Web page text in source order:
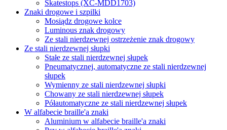
Skatestops (XC-MDD1703)
Znaki drogowe i szpilki
Mosiądz drogowe kolce
Luminous znak drogowy
Ze stali nierdzewnej ostrzeżenie znak drogowy
Ze stali nierdzewnej słupki
Stałe ze stali nierdzewnej słupek
Pneumatycznej, automatyczne ze stali nierdzewnej
słupek
Wymienny ze stali nierdzewnej słupki
Chowany ze stali nierdzewnej słupek
Półautomatyczne ze stali nierdzewnej słupek
W alfabecie braille'a znaki
Aluminium w alfabecie braille'a znaki